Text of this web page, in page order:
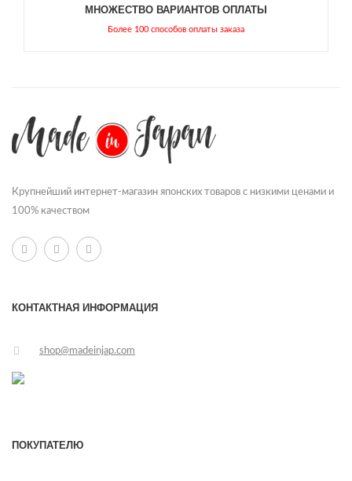
МНОЖЕСТВО ВАРИАНТОВ ОПЛАТЫ
Более 100 способов оплаты заказа
Крупнейший интернет-магазин японских товаров с низкими ценами и
100% качеством
КОНТАКТНАЯ ИНФОРМАЦИЯ
shop@madeinjap.com
ПОКУПАТЕЛЮ